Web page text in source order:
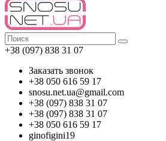
+38 (097) 838 31 07
Заказать звонок
+38 050 616 59 17
snosu.net.ua@gmail.com
+38 (097) 838 31 07
+38 (097) 838 31 07
+38 050 616 59 17
ginofigini19